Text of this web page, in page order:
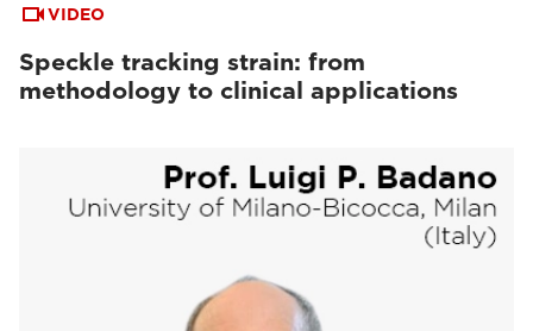
VIDEO
Speckle tracking strain: from
methodology to clinical applications